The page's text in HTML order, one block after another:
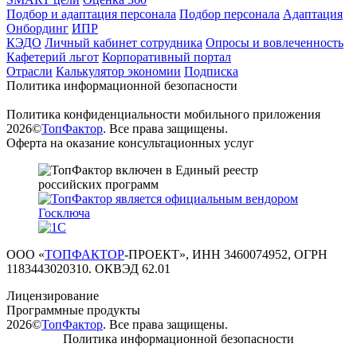
Подбор и адаптация персонала Подбор персонала Адаптация
Онбординг ИПР
КЭДО Личный кабинет сотрудника Опросы и вовлеченность
Кафетерий льгот Корпоративный портал
Отрасли Калькулятор экономии Подписка
Политика информационной безопасности
Политика конфиденциальности мобильного приложения
2026©ТопФактор. Все права защищены.
Оферта на оказание консультационных услуг
ООО «ТОПФАКТОР-ПРОЕКТ», ИНН 3460074952, ОГРН
1183443020310. ОКВЭД 62.01
Лицензирование
Программные продукты
2026©ТопФактор. Все права защищены.
Политика информационной безопасности